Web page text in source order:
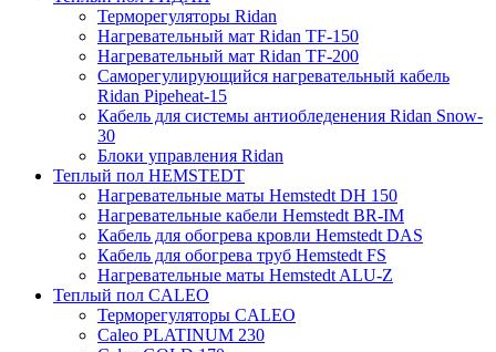
Терморегуляторы Ridan
Нагревательный мат Ridan TF-150
Нагревательный мат Ridan TF-200
Саморегулирующийся нагревательный кабель
Ridan Pipeheat-15
Кабель для системы антиобледенения Ridan Snow-
30
Блоки управления Ridan
Теплый пол HEMSTEDT
Нагревательные маты Hemstedt DH 150
Нагревательные кабели Hemstedt BR-IM
Кабель для обогрева кровли Hemstedt DAS
Кабель для обогрева труб Hemstedt FS
Нагревательные маты Hemstedt ALU-Z
Теплый пол CALEO
Терморегуляторы CALEO
Caleo PLATINUM 230